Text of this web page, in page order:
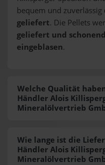
bequem und zuverlässig
geliefert. Die Pellets
geliefert und
eingeblasen.
Welche Qualität
Händler Alois
Mineralölvertrieb
Wie lange ist die
Händler Alois
Mineralölvertrieb